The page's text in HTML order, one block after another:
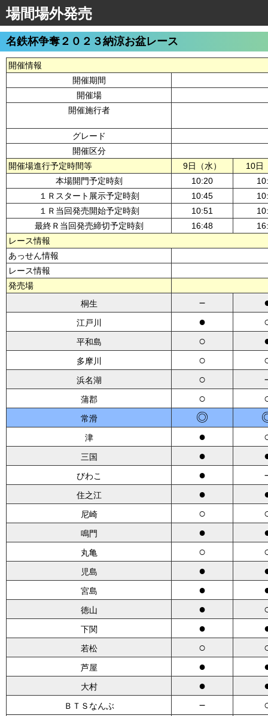
場間場外発売
名鉄杯争奪２０２３納涼お盆レース
開催情報
開催期間
開催場
開催施行者
グレード
開催区分
開催場進行予定時間等
9日（水）
10日
本場開門予定時刻
10:20
１Ｒスタート展示予定時刻
10:45
１Ｒ当回発売開始予定時刻
10:51
最終Ｒ当回発売締切予定時刻
16:48
レース情報
あっせん情報
レース情報
発売場
桐生
－
江戸川 ●
平和島 ○
多摩川 ○
浜名湖 ○
蒲郡 ○
常滑 ◎
津 ●
三国 ●
びわこ ●
住之江 ●
尼崎 ○
鳴門 ●
丸亀 ○
児島 ●
宮島 ●
徳山 ●
下関 ●
若松 ○
芦屋 ●
大村 ●
ＢＴＳなんぶ －